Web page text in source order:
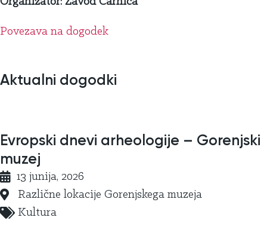
Povezava na dogodek
Aktualni dogodki
Evropski dnevi arheologije – Gorenjski
muzej
13 junija, 2026
Različne lokacije Gorenjskega muzeja
Kultura